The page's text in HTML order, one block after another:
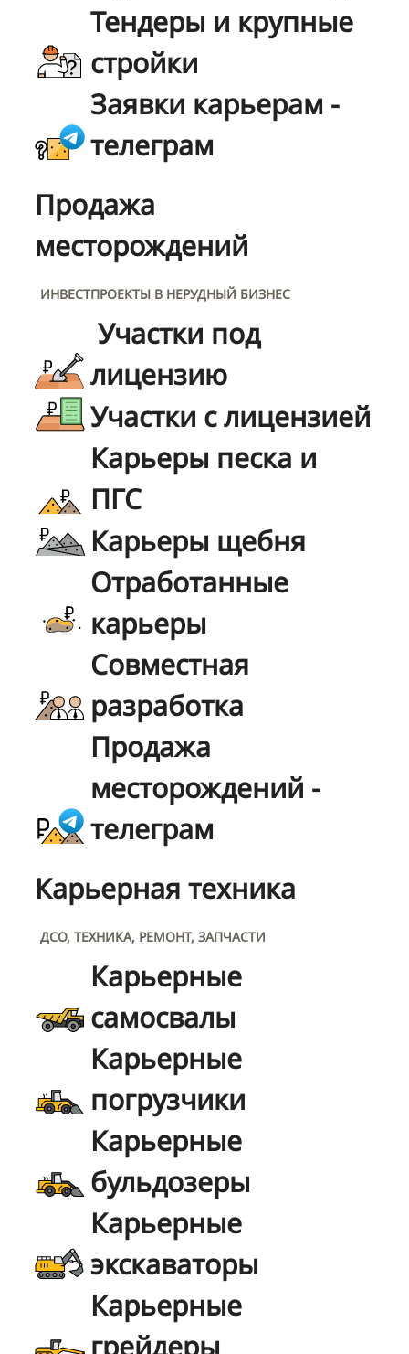
Тендеры и крупные
стройки
Заявки карьерам -
телеграм
Продажа
месторождений
ИНВЕСТПРОЕКТЫ В НЕРУДНЫЙ БИЗНЕС
Участки под
лицензию
Участки с лицензией
Карьеры песка и
ПГС
Карьеры щебня
Отработанные
карьеры
Совместная
разработка
Продажа
месторождений -
телеграм
Карьерная техника
ДСО, ТЕХНИКА, РЕМОНТ, ЗАПЧАСТИ
Карьерные
самосвалы
Карьерные
погрузчики
Карьерные
бульдозеры
Карьерные
экскаваторы
Карьерные
грейдеры